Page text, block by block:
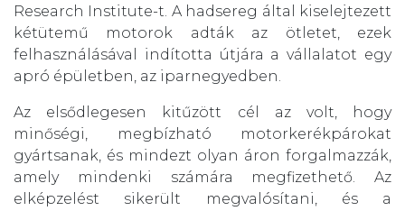
Research Institute-t. A hadsereg által kiselejtezett
kétütemű motorok adták az ötletet, ezek
felhasználásával indította útjára a vállalatot egy
apró épületben, az iparnegyedben.
Az elsődlegesen kitűzött cél az volt, hogy
minőségi, megbízható motorkerékpárokat
gyártsanak, és mindezt olyan áron forgalmazzák,
amely mindenki számára megfizethető. Az
elképzelést sikerült megvalósítani, és a